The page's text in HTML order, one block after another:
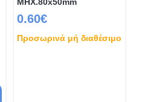
0.60€
Προσωρινά μή διαθέσιμο